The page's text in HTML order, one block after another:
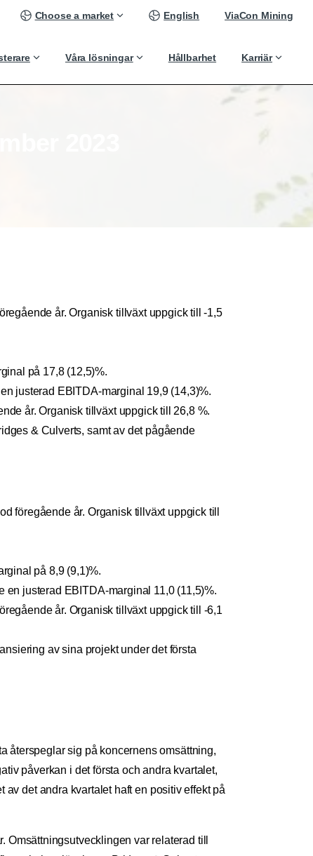
Choose a market English ViaCon Mining
Våra lösningar Hållbarhet Karriär
år. Organisk tillväxt uppgick till -1,5
på 17,8 (12,5)%.
justerad EBITDA-marginal 19,9 (14,3)%.
år. Organisk tillväxt uppgick till 26,8 %.
& Culverts, samt av det pågående
föregående år. Organisk tillväxt uppgick till
på 8,9 (9,1)%.
justerad EBITDA-marginal 11,0 (11,5)%.
år. Organisk tillväxt uppgick till -6,1
av sina projekt under det första
återspeglar sig på koncernens omsättning,
påverkan i det första och andra kvartalet,
det andra kvartalet haft en positiv effekt på
var relaterad till